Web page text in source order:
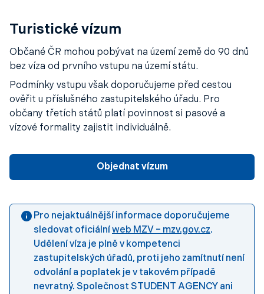
Turistické vízum
Občané ČR mohou pobývat na území země do 90 dnů
bez víza od prvního vstupu na území státu.
Podmínky vstupu však doporučujeme před cestou
ověřit u příslušného zastupitelského úřadu. Pro
občany třetích států platí povinnost si pasové a
vízové formality zajistit individuálně.
Objednat vízum
Pro nejaktuálnější informace doporučujeme
sledovat oficiální web MZV – mzv.gov.cz.
Udělení víza je plně v kompetenci
zastupitelských úřadů, proti jeho zamítnutí není
odvolání a poplatek je v takovém případě
nevratný. Společnost STUDENT AGENCY ani